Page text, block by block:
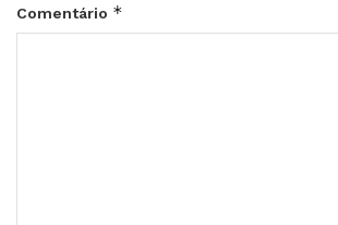
Comentário *